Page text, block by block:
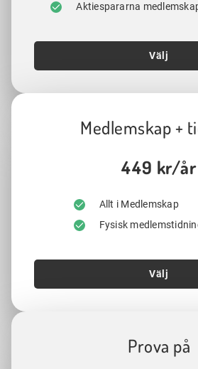
Aktiespararna
Välj
Medlemskap +
449 kr/år
Allt i Medlemskap
Fysisk
Välj
Prova på